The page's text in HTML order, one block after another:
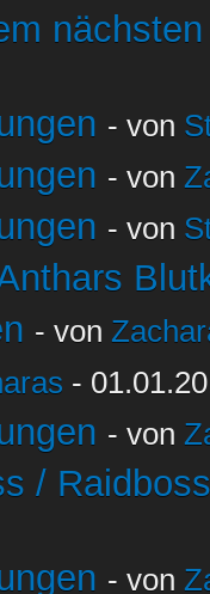
- von
- von
- von
- von
-
- von
/
- von